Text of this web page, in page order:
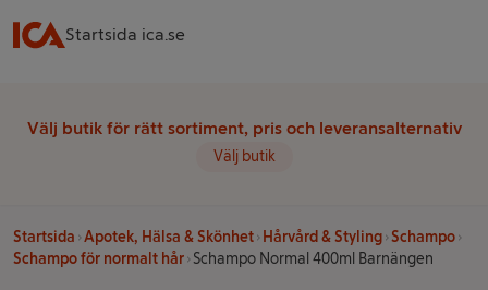
Startsida ica.se
Välj butik för rätt sortiment, pris och leveransalternativ
Välj butik
Startsida Apotek, Hälsa & Skönhet Hårvård & Styling Schampo
Schampo för normalt hår Schampo Normal 400ml Barnängen